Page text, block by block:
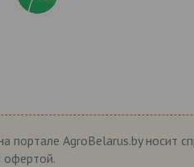
портале AgroBelarus.by носит
офертой.